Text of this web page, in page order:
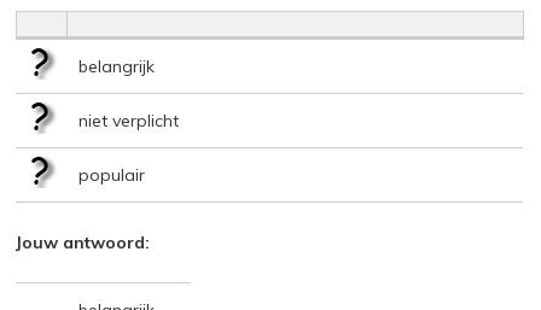
belangrijk
niet verplicht
populair
Jouw antwoord: